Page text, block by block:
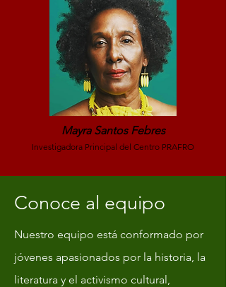
Mayra Santos Febres
Investigadora Principal del Centro PRAFRO
Conoce al equipo
Nuestro equipo está conformado por
jóvenes apasionados por la historia, la
literatura y el activismo cultural,